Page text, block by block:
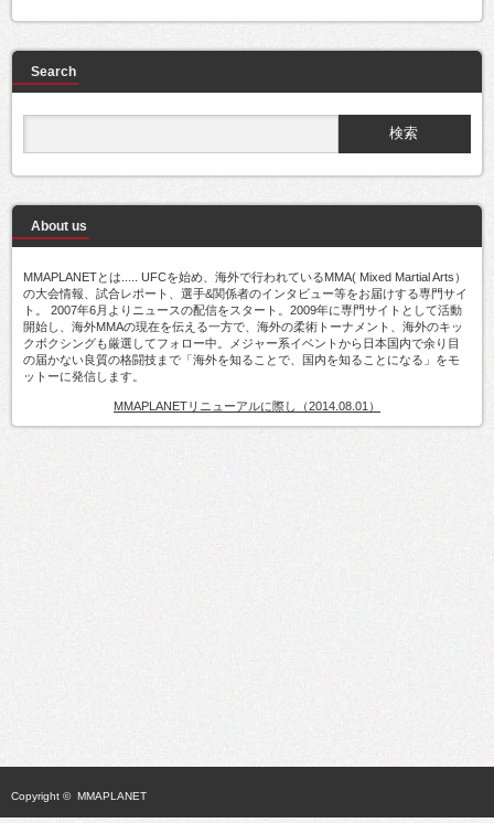
Search
About us
MMAPLANETとは..... UFCを始め、海外で行われているMMA( Mixed Martial Arts）
の大会情報、試合レポート、選手&関係者のインタビュー等をお届けする専門サイ
ト。 2007年6月よりニュースの配信をスタート。2009年に専門サイトとして活動
開始し、海外MMAの現在を伝える一方で、海外の柔術トーナメント、海外のキッ
クボクシングも厳選してフォロー中。メジャー系イベントから日本国内で余り目
の届かない良質の格闘技まで「海外を知ることで、国内を知ることになる」をモ
ットーに発信します。
MMAPLANETリニューアルに際し（2014.08.01）
Copyright © MMAPLANET